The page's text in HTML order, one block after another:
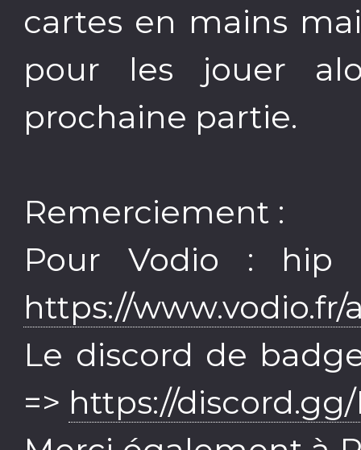
cartes en mains
pour les jouer
prochaine partie.
Remerciement :
Pour Vodio :
https://www.vodio.fr/
Le discord de
=> https://